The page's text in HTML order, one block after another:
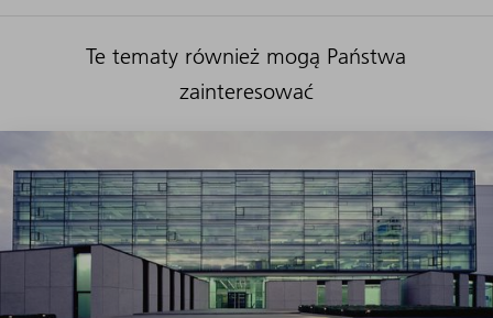
Te tematy również mogą Państwa
zainteresować